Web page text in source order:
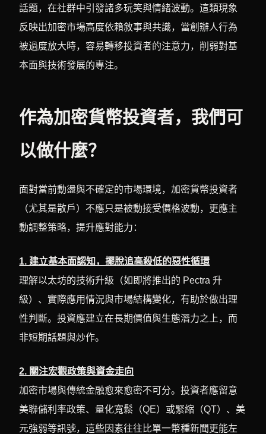
話題，在社群中引發諸多玩笑與情緒波動。這類現象
反映出加密市場高度依賴敘事與共識，當創辦人行為
被過度放大時，容易轉移投資者的注意力，削弱對基
本面與技術發展的專注。
作為加密貨幣投資者，我們可
以做什麼？
面對當前動盪與不確定的市場環境，加密貨幣投資者
（尤其是散戶）不應只是被動接受價格波動，更應主
動調整策略，提升應對能力：
1. 建立基本面認知，擺脫追高殺低的惡性循環
理解以太坊的技術升級（如即將推出的 Pectra 升
級）、實際應用情況與市場結構變化，有助於做出理
性判斷。投資應建立在長期價值與生態潛力之上，而
非短期話題與炒作。
2. 關注宏觀政策與資金走向
加密市場與傳統金融愈來愈密不可分。投資者應留意
美聯儲利率政策、量化寬鬆（QE）或緊縮（QT）、美
元強弱等訊號，這些因素往往比單一幣種新聞更能左